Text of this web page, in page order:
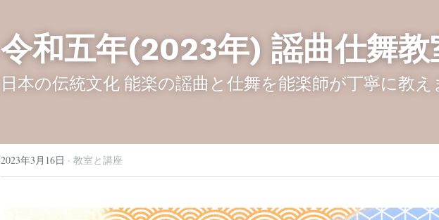
令和五年(2023年) 謡曲仕舞教
日本の伝統文化 能楽の謡曲と仕舞を能楽師が丁寧に教え
2023年3月16日 · 教室と講座